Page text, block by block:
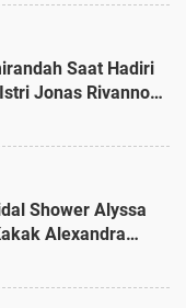
Saat Hadiri
Jonas Rivanno
Shower Alyssa
Alexandra